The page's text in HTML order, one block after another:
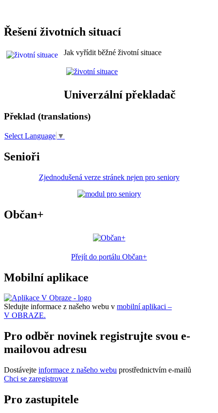
Řešení životních situací
Jak vyřídit běžné životní situace
Univerzální překladač
Překlad (translations)
Select Language ▼
Senioři
Zjednodušená verze stránek nejen pro seniory
Občan+
Přejít do portálu Občan+
Mobilní aplikace
Sledujte informace z našeho webu v mobilní aplikaci –
V OBRAZE.
Pro odběr novinek registrujte svou e-
mailovou adresu
Dostávejte informace z našeho webu prostřednictvím e-mailů
Chci se zaregistrovat
Pro zastupitele